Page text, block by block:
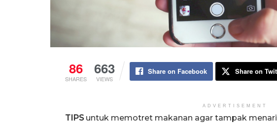
86
SHARES
663
VIEWS
Share on Facebook Share on
ADVERTISEMENT
TIPSuntuk memotret makanan agar tampak